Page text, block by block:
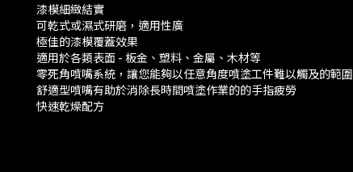
漆模細緻結實
可乾式或濕式研磨，適用性廣
極佳的漆模覆蓋效果
適用於各類表面 - 板金、塑料、金屬、木材等
零死角噴嘴系統，讓您能夠以任意角度噴塗工件難以觸及的範圍
舒適型噴嘴有助於消除長時間噴塗作業的的手指疲勞
快速乾燥配方